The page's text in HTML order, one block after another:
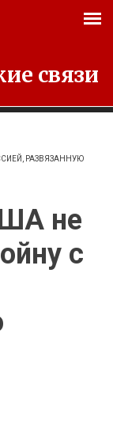
связи
РАЗВЯЗАННУЮ
не
с